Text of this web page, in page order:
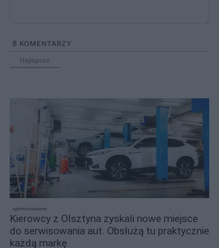
8 KOMENTARZY
Najlepsze
sponsorowane
Kierowcy z Olsztyna zyskali nowe miejsce
do serwisowania aut. Obsłużą tu praktycznie
każdą markę